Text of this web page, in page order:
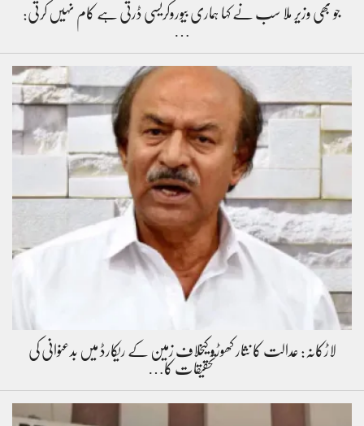
جو بھی وزیر ملا سب نے کہا ہماری بیوروکریسی ڈرتی ہے کام نہیں کرتی:
لاڑکانہ: عدالت کا نثار کھوڑو کیخلاف زمین کے ریکارڈ میں بدعنوانی کی
تحقیقات کا…